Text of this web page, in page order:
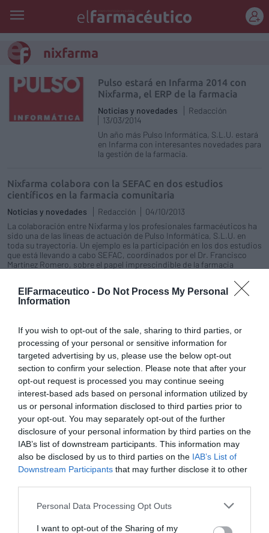
ElFarmaceutico - Do Not Process My Personal
Information
If you wish to opt-out of the sale, sharing to third parties, or
processing of your personal or sensitive information for
targeted advertising by us, please use the below opt-out
section to confirm your selection. Please note that after your
opt-out request is processed you may continue seeing
interest-based ads based on personal information utilized by
us or personal information disclosed to third parties prior to
your opt-out. You may separately opt-out of the further
disclosure of your personal information by third parties on the
IAB’s list of downstream participants. This information may
also be disclosed by us to third parties on the IAB’s List of
Downstream Participants that may further disclose it to other
Personal Data Processing Opt Outs
I want to opt-out of the Sharing of my
nixfarma
Pulso estará en Infarma 2014 con
Nixfarma, el ERP de la farmacia
Noticias y novedades
Redacción
13/03/2014
Un año más Pulso Informática, S.L.U. estará
en Infarma con interesantes novedades para
la gestión de la farmacia.
Nixfarma colabora con la SEFAC en dos estudios
científicos en la farmacia comunitaria
Noticias y novedades Redacción
04/10/2013
La colaboración entre Nixfarma y los profesionales farmacéuticos ha
sido una de las líneas de actuación de Pulso Informática, S.L.U. en
toda su trayectoria. Un ejemplo es la participación en los dos estudios
que está llevando a cabo SEFAC, coordinados por el Dr. Francisco
Martínez Romero, sobre el papel imprescindible de la farmacia
imprescindible para la captura de datos en la farmacia y su posterior
envío a SEFAC, para su tratamiento, tanto estadístico como de
Nixfarma, homologado en el COF de Alicante para la
dispensación con receta electrónica
Noticias y novedades Redacción
14/05/2013
Nixfarma ha superado con éxito las pruebas de homologación
realizadas por el SICOFA del Colegio Oficial de Farmacéuticos de
Alicante para la dispensación con receta electrónica.
Nixfarma cerró con éxito su participación en Infarma
2013
Noticias y novedades Redacción
15/03/2013
Las claves de la presencia de Nixfarma en Infarma 2013 han sido una
gran afluencia de público, una excelente organización y un buen
Nixfarma homologado para la receta electrónica de la